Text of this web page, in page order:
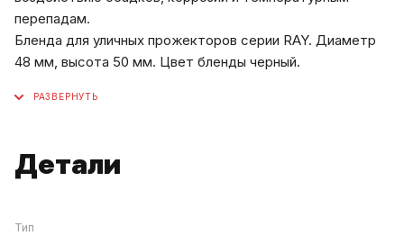
перепадам.
Бленда для уличных прожекторов серии RAY. Диаметр
48 мм, высота 50 мм. Цвет бленды черный.
Детали
Тип